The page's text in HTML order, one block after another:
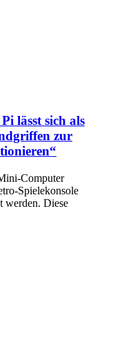
lässt sich als
zur
Computer
Spielekonsole
werden. Diese